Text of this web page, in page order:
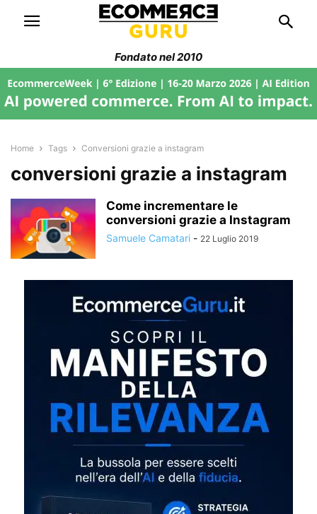
Fondato nel 2010
Home Tags Conversioni grazie a instagram
conversioni grazie a instagram
Come incrementare le
conversioni grazie a Instagram
Samuele Camatari - 22 Luglio 2019